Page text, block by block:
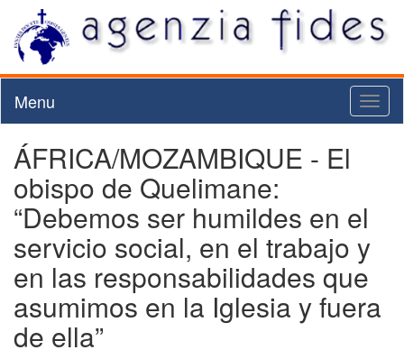
Menu
ÁFRICA/MOZAMBIQUE - El
obispo de Quelimane:
“Debemos ser humildes en el
servicio social, en el trabajo y
en las responsabilidades que
asumimos en la Iglesia y fuera
de ella”